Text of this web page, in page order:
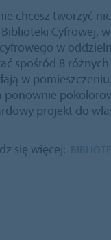
chcesz tworzyć
Biblioteki Cyfrowej,
w
spośród 8
w
ponownie
projekt do
się więcej: